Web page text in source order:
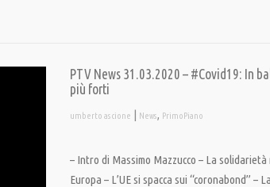
PTV News 31.03.2020 – #Covid19: In
più forti
umberto ascione | News, PrimoPiano
– Intro di Massimo Mazzucco – La solidarietà
Europa – L’UE si spacca sui “coronabond” –